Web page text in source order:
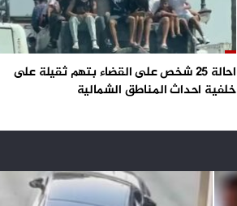
احالة 25 شخص على القضاء بتهم ثقيلة على
خلفية احداث المناطق الشمالية